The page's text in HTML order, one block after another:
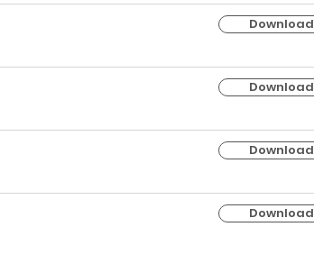
Download
Download
Download
Download